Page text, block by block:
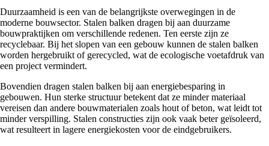
Duurzaamheid is een van de belangrijkste overwegingen in de
moderne bouwsector. Stalen balken dragen bij aan duurzame
bouwpraktijken om verschillende redenen. Ten eerste zijn ze
recyclebaar. Bij het slopen van een gebouw kunnen de stalen balken
worden hergebruikt of gerecycled, wat de ecologische voetafdruk van
een project vermindert.
Bovendien dragen stalen balken bij aan energiebesparing in
gebouwen. Hun sterke structuur betekent dat ze minder materiaal
vereisen dan andere bouwmaterialen zoals hout of beton, wat leidt tot
minder verspilling. Stalen constructies zijn ook vaak beter geïsoleerd,
wat resulteert in lagere energiekosten voor de eindgebruikers.